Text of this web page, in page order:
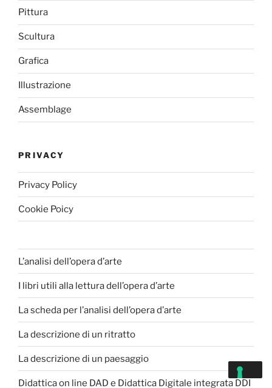
Pittura
Scultura
Grafica
Illustrazione
Assemblage
PRIVACY
Privacy Policy
Cookie Poicy
L’analisi dell’opera d’arte
I libri utili alla lettura dell’opera d’arte
La scheda per l’analisi dell’opera d’arte
La descrizione di un ritratto
La descrizione di un paesaggio
Didattica on line DAD e Didattica Digitale integrata DDI